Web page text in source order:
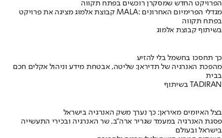
הפרויקט החדש שמסקרן רוכשים בפתח תקווה
קבוצת אלמוג מציגה את פרויקט MALA: מגדלי הפרימיום האחרונים
בפתח תקווה
בשיתוף קבוצת אלמוג
כך תחסכו בחשמל בלי להזיע
מהפכת האנרגיה של תדיראן: שליטה, אבטחת מידע וניהול אקלים חכם
בבית
בשיתוף TADIRAN
בצל האיומים מאיראן: כך נערך משק האנרגיה בישראל
פסגת האנרגיה במעמד שגריר ארה"ב, שר האנרגיה ובכירי התעשייה
בישראל ובעולם